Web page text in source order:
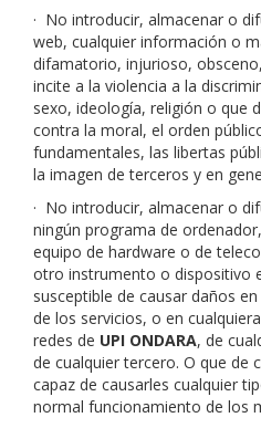
· No introducir, almacenar o
web, cualquier información o
difamatorio, injurioso,
incite a la violencia a la
sexo, ideología, religión o que
contra la moral, el orden
fundamentales, las libertas
la imagen de terceros y en
· No introducir, almacenar o
ningún programa de
equipo de hardware o de
otro instrumento o dispositivo
susceptible de causar daños
de los servicios, o en
redes de UPI ONDARA, de
de cualquier tercero. O que de
capaz de causarles cualquier
normal funcionamiento de los